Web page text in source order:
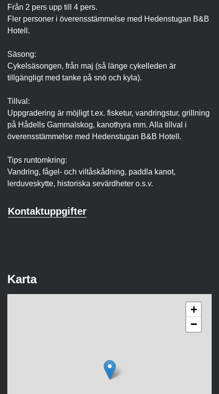
Från 2 pers upp till 4 pers.
Fler personer i överensstämmelse med Hedenstugan B&B
Hotell.
Säsong:
Cykelsäsongen, från maj (så länge cykelleden är
tillgängligt med tanke på snö och kyla).
Tillval:
Uppgradering är möjligt t.ex. fisketur, vandringstur, grillning
på Hådells Gammalskog, kanothyra mm. Alla tillval i
överensstämmelse med Hedenstugan B&B Hotell.
Tips runtomkring:
Vandring, fågel- och viltåskådning, paddla kanot,
lerduveskytte, historiska sevärdheter o.s.v.
Kontaktuppgifter
Karta
+
−